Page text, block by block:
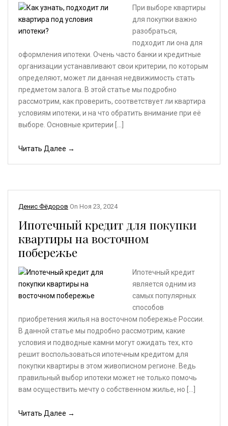
При выборе квартиры
для покупки важно
разобраться,
подходит ли она для
оформления ипотеки. Очень часто банки и кредитные
организации устанавливают свои критерии, по которым
определяют, может ли данная недвижимость стать
предметом залога. В этой статье мы подробно
рассмотрим, как проверить, соответствует ли квартира
условиям ипотеки, и на что обратить внимание при её
выборе. Основные критерии […]
Читать Далее →
Денис Фёдоров On Ноя 23, 2024
Ипотечный кредит для покупки
квартиры на восточном
побережье
Ипотечный кредит
является одним из
самых популярных
способов
приобретения жилья на восточном побережье России.
В данной статье мы подробно рассмотрим, какие
условия и подводные камни могут ожидать тех, кто
решит воспользоваться ипотечным кредитом для
покупки квартиры в этом живописном регионе. Ведь
правильный выбор ипотеки может не только помочь
вам осуществить мечту о собственном жилье, но […]
Читать Далее →